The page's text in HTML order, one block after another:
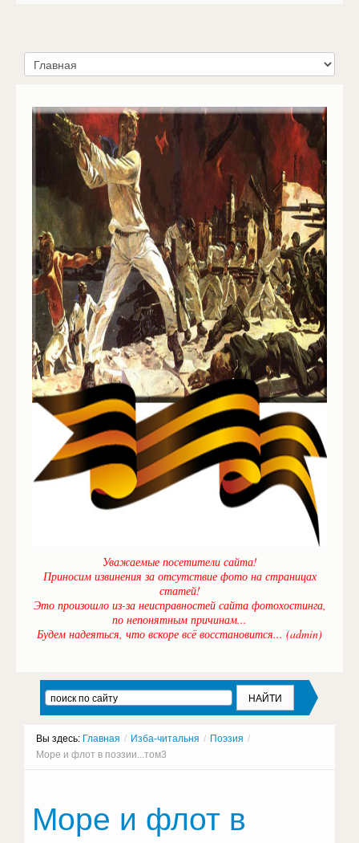
Уважаемые посетители сайта!
Приносим извинения за отсутствие фото на страницах
статей!
Это произошло из-за неисправностей сайта фотохостинга,
по непонятным причинам...
Будем надеяться, что вскоре всё восстановится... (admin)
Вы здесь: Главная / Изба-читальня / Поэзия /
Море и флот в поэзии...том3
Море и флот в